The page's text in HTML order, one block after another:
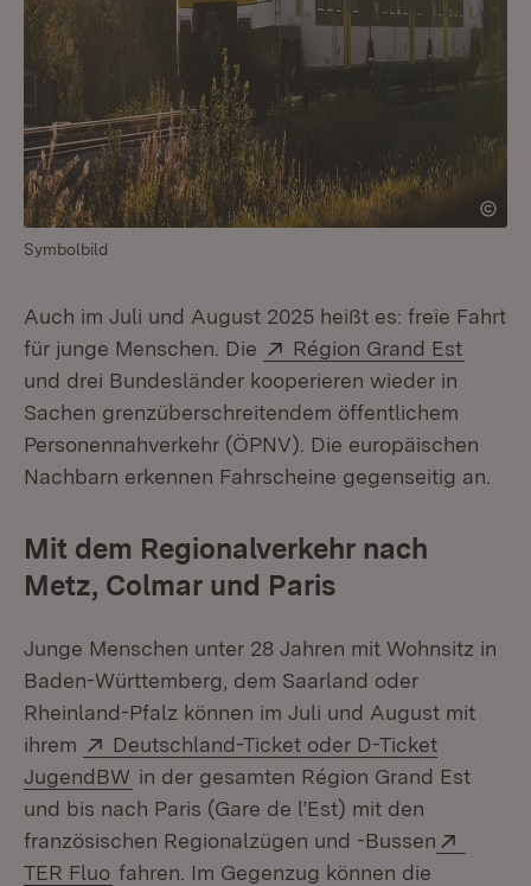
Symbolbild
Auch im Juli und August 2025 heißt es: freie Fahrt
für junge Menschen. Die
Extern:
Région Grand Est
und drei Bundesländer kooperieren wieder in
Sachen grenzüberschreitendem öffentlichem
Personennahverkehr (ÖPNV). Die europäischen
Nachbarn erkennen Fahrscheine gegenseitig an.
Mit dem Regionalverkehr nach
Metz, Colmar und Paris
Junge Menschen unter 28 Jahren mit Wohnsitz in
Baden-Württemberg, dem Saarland oder
Rheinland-Pfalz können im Juli und August mit
ihrem
Extern:
Deutschland-Ticket oder D-Ticket
JugendBW (Öffnet in neuem Fenster)
in der gesamten Région Grand Est
und bis nach Paris (Gare de l’Est) mit den
französischen Regionalzügen und -Bussen
TER Fluo (Öffnet in neuem Fenster)
fahren. Im Gegenzug können die